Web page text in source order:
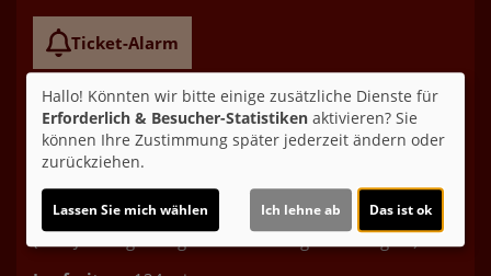
Ticket-Alarm
Altersfreigabe:
(ab 6 J. in Begleitung eines Erziehungsbeauftragten)
Hallo! Könnten wir bitte einige zusätzliche Dienste für
Erforderlich & Besucher-Statistiken aktivieren? Sie
können Ihre Zustimmung später jederzeit ändern oder
zurückziehen.
Lassen Sie mich wählen Ich lehne ab Das ist ok